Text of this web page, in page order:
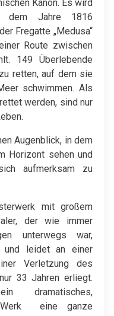
Kanon. Es wird
dem Jahre 1816
Fregatte „Medusa“
Route zwischen
149 Überlebende
retten, auf dem sie
schwimmen. Als
werden, sind nur
Augenblick, in dem
Horizont sehen und
aufmerksam zu
mit großem
der wie immer
unterwegs war,
und leidet an einer
Verletzung des
33 Jahren erliegt.
dramatisches,
Werk eine ganze